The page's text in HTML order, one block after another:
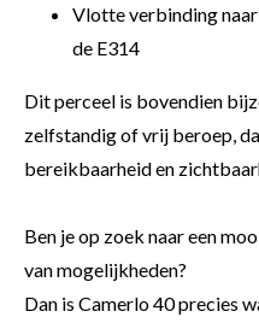
Vlotte verbinding
de E314
Dit perceel is bovendien
zelfstandig of vrij beroep,
bereikbaarheid en
Ben je op zoek naar een
van mogelijkheden?
Dan is Camerlo 40 precies